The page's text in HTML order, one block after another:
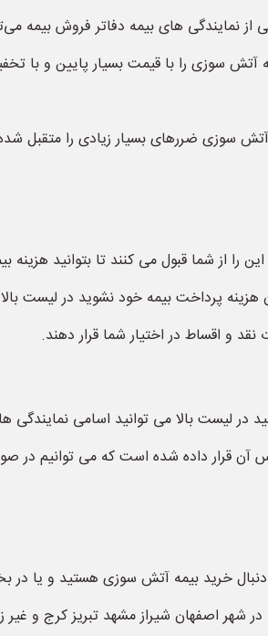
نمایندگی های بیمه دفاتر فروش بیمه
آتش سوزی را با قیمت بسیار پایین و با
آتش سوزی ضررهای بسیار زیادی را متقبل
از شما قبول می کنند تا بتوانید هزینه
پرداخت بیمه خود نشوید در لیست
و اقساط در اختیار شما قرار دهند.
در لیست بالا می توانید اسامی
آن قرار داده شده است که می توانیم در
خرید بیمه آتش سوزی هستید و یا در
شهر اصفهان شیراز مشهد تبریز کرج و